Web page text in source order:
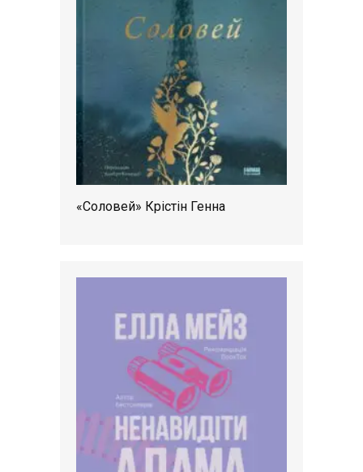
«Соловей» Крістін Генна